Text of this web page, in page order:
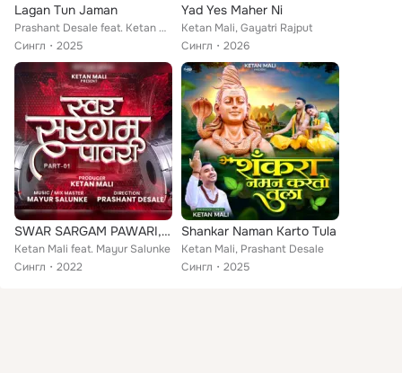
Lagan Tun Jaman
Prashant Desale feat. Ketan Mali
Сингл
2025
Yad Yes Maher Ni
Ketan Mali, Gayatri Rajput
Сингл
2026
SWAR SARGAM PAWARI, Pt. 1
Ketan Mali feat. Mayur Salunke
Сингл
2022
Shankar Naman Karto Tula
Ketan Mali, Prashant Desale
Сингл
2025